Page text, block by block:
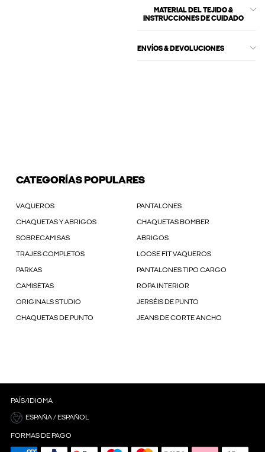
MATERIAL DEL TEJIDO &
INSTRUCCIONES DE CUIDADO
ENVÍOS & DEVOLUCIONES
CATEGORÍAS POPULARES
VAQUEROS PANTALONES
CHAQUETAS Y ABRIGOS CHAQUETAS BOMBER
SOBRECAMISAS ABRIGOS
TRAJES COMPLETOS LOOSE FIT VAQUEROS
PARKAS PANTALONES TIPO CARGO
CAMISETAS ROPA INTERIOR
ORIGINALS STUDIO JERSÉIS DE PUNTO
CHAQUETAS DE PUNTO JEANS DE CORTE ANCHO
PAÍS/IDIOMA
ESPAÑA / ESPAÑOL
FORMAS DE PAGO